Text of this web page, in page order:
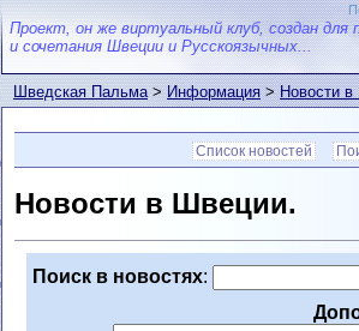
Проект, он же виртуальный клуб, создан для
и сочетания Швеции и Русскоязычных...
Шведская Пальма>Информация>Новости
Список новостей
Новости в Швеции.
Поиск в новостях: